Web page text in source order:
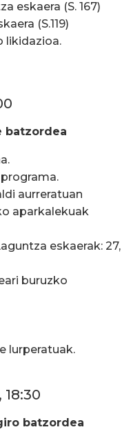
eskaera (S. 167)
(S.119)
likidazioa.
batzordea
aurreratuan
aparkalekuak
eskaerak: 27,
buruzko
lurperatuak.
batzordea